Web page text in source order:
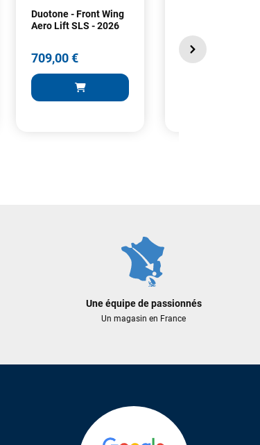
Duotone - Front Wing
Aero Lift SLS - 2026
709,00 €
2026
908,00 €
Une équipe de passionnés
Un magasin en France